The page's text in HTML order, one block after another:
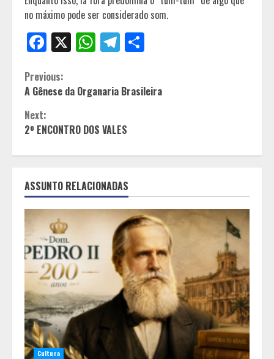
no máximo pode ser considerado som.
Facebook
X WhatsApp
Telegram
Continue
Reading
Previous:
A Gênese da Organaria Brasileira
Next:
2º ENCONTRO DOS VALES
ASSUNTO RELACIONADAS
Cultura